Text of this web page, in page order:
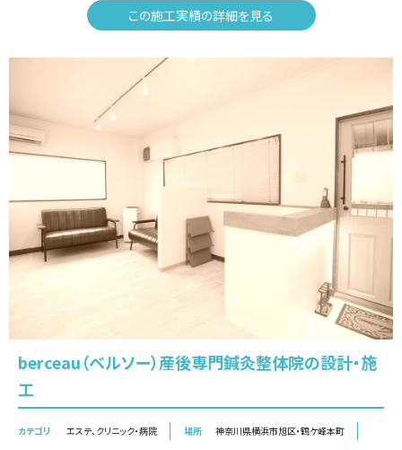
この施工実績の詳細を見る
berceau（ベルソー）産後専門鍼灸整体院の設計・施
工
カテゴリ エステ、 クリニック・病院 場所
神奈川県横浜市旭区・鶴ケ峰本町